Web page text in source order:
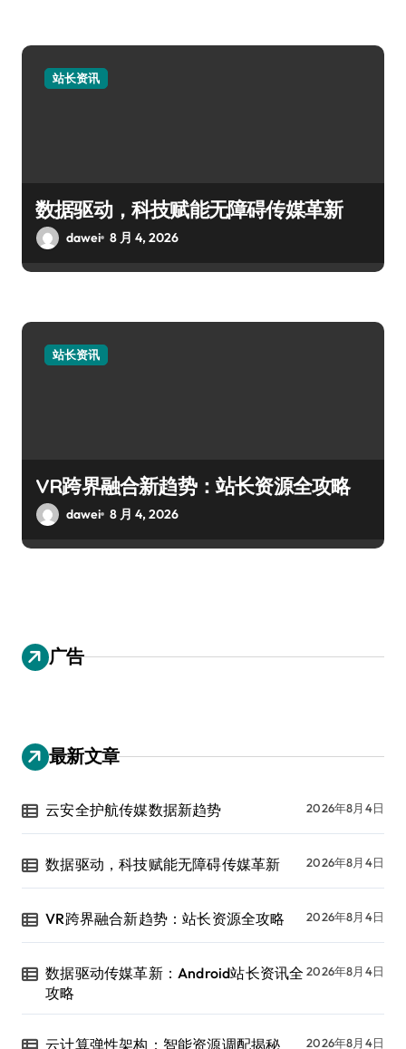
站长资讯
数据驱动，科技赋能无障碍传媒革新
dawei 8 月 4, 2026
站长资讯
VR跨界融合新趋势：站长资源全攻略
dawei 8 月 4, 2026
广告
最新文章
云安全护航传媒数据新趋势 2026年8月4日
数据驱动，科技赋能无障碍传媒革新 2026年8月4日
VR跨界融合新趋势：站长资源全攻略 2026年8月4日
数据驱动传媒革新：Android站长资讯全
攻略
2026年8月4日
云计算弹性架构：智能资源调配揭秘 2026年8月4日